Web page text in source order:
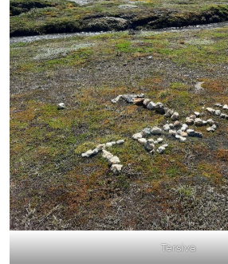
Tersiva